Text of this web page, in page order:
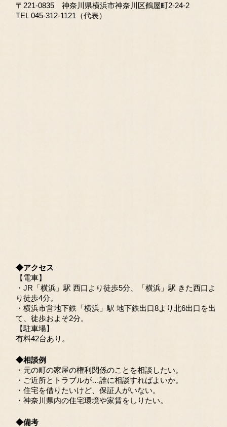
〒221-0835 神奈川県横浜市神奈川区鶴屋町2-24-2
TEL 045-312-1121（代表）
◆アクセス
【電車】
・JR「横浜」駅 西口より徒歩5分、「横浜」駅 きた西口よ
り徒歩4分。
・横浜市営地下鉄「横浜」駅 地下鉄出口8より北6出口を出
て、徒歩およそ2分。
【駐車場】
有料42台あり。
◆相談例
・元の町の家屋の権利関係のことを相談したい。
・ご近所とトラブルが…誰に相談すればよいか。
・住宅を借りたいけど、保証人がいない。
・神奈川県内の住宅環境や家賃をしりたい。
◆備考